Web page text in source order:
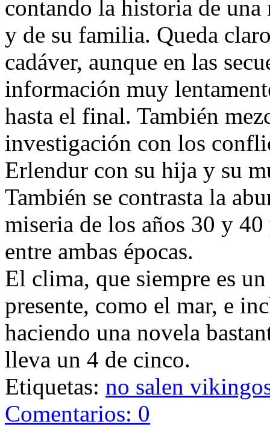
contando la historia de
y de su familia. Queda
cadáver, aunque en las
información muy
hasta el final. También
investigación con los
Erlendur con su hija y su
También se contrasta la
miseria de los años 30 y
entre ambas épocas.
El clima, que siempre es
presente, como el mar, e
haciendo una novela
lleva un 4 de cinco.
Etiquetas: no salen
Comentarios: 0